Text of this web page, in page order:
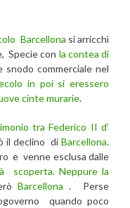
Barcellona si arricchì
Specie con la contea di
commerciale nel
in poi si eressero
cinte murarie.
tra Federico II d’
il declino diBarcellona.
e venne esclusa dalle
scoperta. Neppure la
Barcellona . Perse
quando poco